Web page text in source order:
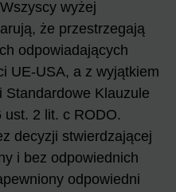
wyżej
że przestrzegają
odpowiadających
UE-USA, a z wyjątkiem
Standardowe Klauzule
ust. 2 lit. c RODO.
decyzji stwierdzającej
i bez odpowiednich
odpowiedni